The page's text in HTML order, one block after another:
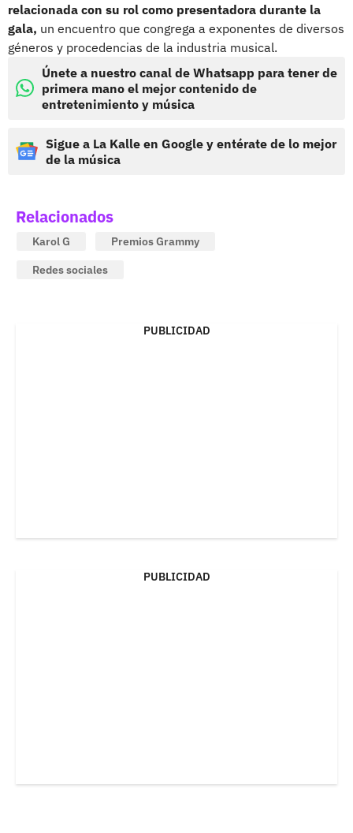
relacionada con su rol como presentadora durante la
gala, un encuentro que congrega a exponentes de diversos
géneros y procedencias de la industria musical.
Únete a nuestro canal de Whatsapp para tener de
primera mano el mejor contenido de
entretenimiento y música
Sigue a La Kalle en Google y entérate de lo mejor
de la música
Relacionados
Karol G
Premios Grammy
Redes sociales
PUBLICIDAD
PUBLICIDAD